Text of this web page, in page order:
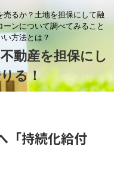
るか？土地を担保にして融
ンについて調べてみること
方法とは？
動産を担保にし
る！
「持続化給付